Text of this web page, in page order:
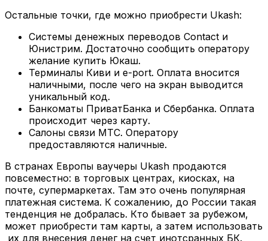
Остальные точки, где можно приобрести Ukash:
Системы денежных переводов Contact и
Юнистрим. Достаточно сообщить оператору
желание купить Юкаш.
Терминалы Киви и e-port. Оплата вносится
наличными, после чего на экран выводится
уникальный код.
Банкоматы ПриватБанка и Сбербанка. Оплата
происходит через карту.
Салоны связи МТС. Оператору
предоставляются наличные.
В странах Европы ваучеры Ukash продаются
повсеместно: в торговых центрах, киосках, на
почте, супермаркетах. Там это очень популярная
платежная система. К сожалению, до России такая
тенденция не добралась. Кто бывает за рубежом,
может приобрести там карты, а затем использовать
их для внесения денег на счет инотсранных БК.